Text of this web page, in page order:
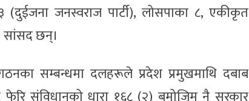
जनस्वराज पार्टी), लोसपाका ८, एकीकृत
सांसद छन्।
सम्बन्धमा दलहरूले प्रदेश प्रमुखमाथि दबाब